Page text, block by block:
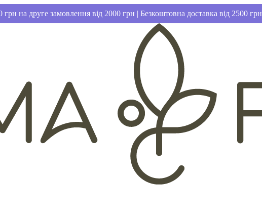
грн на друге замовлення від 2000 грн | Безкоштовна доставка від 2500 грн